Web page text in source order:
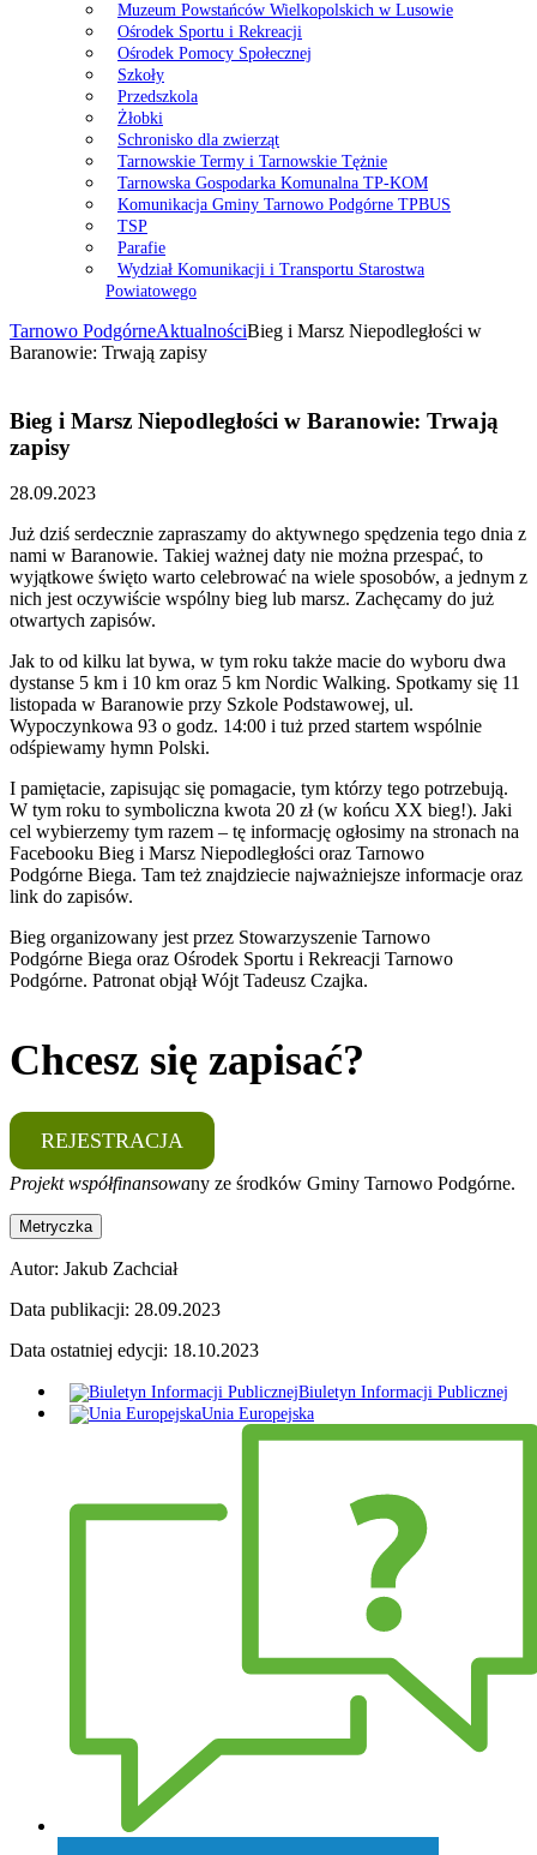
Muzeum Powstańców Wielkopolskich w Lusowie
Ośrodek Sportu i Rekreacji
Ośrodek Pomocy Społecznej
Szkoły
Przedszkola
Żłobki
Schronisko dla zwierząt
Tarnowskie Termy i Tarnowskie Tężnie
Tarnowska Gospodarka Komunalna TP-KOM
Komunikacja Gminy Tarnowo Podgórne TPBUS
TSP
Parafie
Wydział Komunikacji i Transportu Starostwa
Powiatowego
Tarnowo PodgórneAktualnościBieg i Marsz Niepodległości w
Baranowie: Trwają zapisy
Bieg i Marsz Niepodległości w Baranowie: Trwają
zapisy
28.09.2023
Już dziś serdecznie zapraszamy do aktywnego spędzenia tego dnia z
nami w Baranowie. Takiej ważnej daty nie można przespać, to
wyjątkowe święto warto celebrować na wiele sposobów, a jednym z
nich jest oczywiście wspólny bieg lub marsz. Zachęcamy do już
otwartych zapisów.
Jak to od kilku lat bywa, w tym roku także macie do wyboru dwa
dystanse 5 km i 10 km oraz 5 km Nordic Walking. Spotkamy się 11
listopada w Baranowie przy Szkole Podstawowej, ul.
Wypoczynkowa 93 o godz. 14:00 i tuż przed startem wspólnie
odśpiewamy hymn Polski.
I pamiętacie, zapisując się pomagacie, tym którzy tego potrzebują.
W tym roku to symboliczna kwota 20 zł (w końcu XX bieg!). Jaki
cel wybierzemy tym razem – tę informację ogłosimy na stronach na
Facebooku Bieg i Marsz Niepodległości oraz Tarnowo
Podgórne Biega. Tam też znajdziecie najważniejsze informacje oraz
link do zapisów.
Bieg organizowany jest przez Stowarzyszenie Tarnowo
Podgórne Biega oraz Ośrodek Sportu i Rekreacji Tarnowo
Podgórne. Patronat objął Wójt Tadeusz Czajka.
Chcesz się zapisać?
REJESTRACJA
Projekt współfinansowany ze środków Gminy Tarnowo Podgórne.
Metryczka
Autor: Jakub Zachciał
Data publikacji: 28.09.2023
Data ostatniej edycji: 18.10.2023
Biuletyn Informacji Publicznej
Unia Europejska